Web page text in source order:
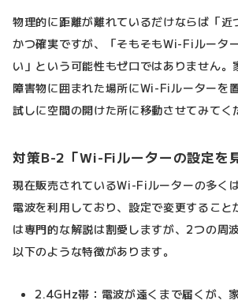
物理的に距離が離れているだけならば「近
かつ確実ですが、「そもそもWi-Fiルータ
い」という可能性もゼロではありません。
障害物に囲まれた場所にWi-Fiルーターを
試しに空間の開けた所に移動させてみてく
対策B-2「Wi-Fiルーターの設定を
現在販売されているWi-Fiルーターの多く
電波を利用しており、設定で変更すること
は専門的な解説は割愛しますが、2つの周
以下のような特徴があります。
2.4GHz帯：電波が遠くまで届くが、